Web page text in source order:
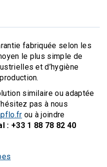
fabriquée selon les
le plus simple de
et d’hygiène
similaire ou adaptée
pas à nous
ou à joindre
: +33 1 88 78 82 40